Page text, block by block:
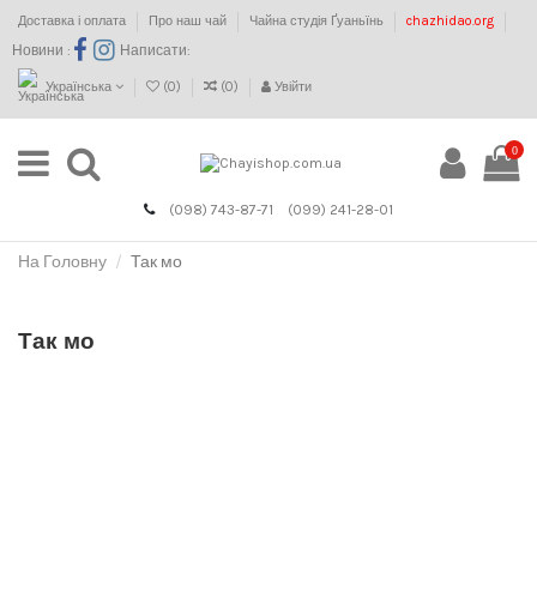
Доставка і оплата Про наш чай Чайна студія Ґуаньїнь chazhidao.org
Новини : Написати:
Українська (0) (0) Увійти
0
(098) 743-87-71 (099) 241-28-01
На Головну Так мо
Так мо